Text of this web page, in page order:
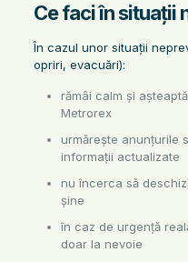
Ce faci în situații
În cazul unor situații
opriri, evacuări):
rămâi calm și
Metrorex
urmărește anunțurile
informații actualizate
nu încerca să
șine
în caz de urgență
doar la nevoie